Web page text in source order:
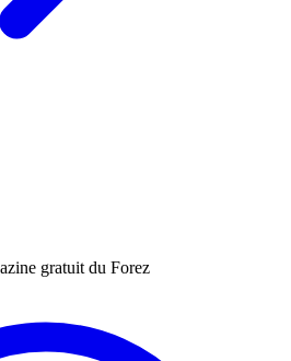
gratuit du Forez